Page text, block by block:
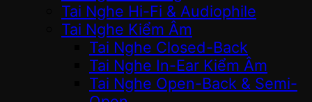
Tai Nghe Hi-Fi & Audiophile
Tai Nghe Kiểm Âm
Tai Nghe Closed-Back
Tai Nghe In-Ear Kiểm Âm
Tai Nghe Open-Back & Semi-